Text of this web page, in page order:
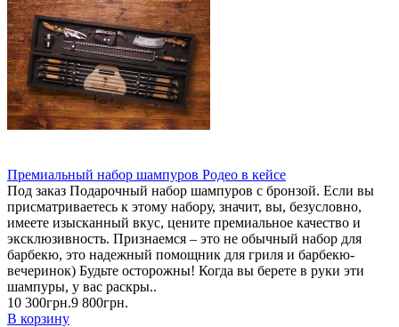
Премиальный набор шампуров Родео в кейсе
Под заказ Подарочный набор шампуров с бронзой. Если вы
присматриваетесь к этому набору, значит, вы, безусловно,
имеете изысканный вкус, цените премиальное качество и
эксклюзивность. Признаемся – это не обычный набор для
барбекю, это надежный помощник для гриля и барбекю-
вечеринок) Будьте осторожны! Когда вы берете в руки эти
шампуры, у вас раскры..
10 300грн.9 800грн.
В корзину